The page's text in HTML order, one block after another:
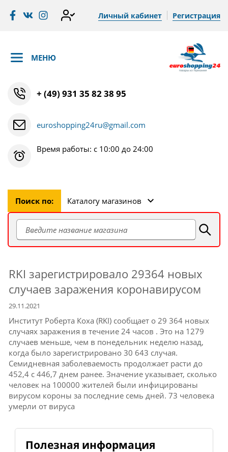
Личный кабинет Регистрация
МЕНЮ
+ (49) 931 35 82 38 95
euroshopping24ru@gmail.com
Время работы: с 10:00 до 24:00
Поиск по: Каталогу магазинов
Полезная информация
RKI зарегистрировало 29364 новых
случаев заражения коронавирусом
29.11.2021
Институт Роберта Коха (RKI) сообщает о 29 364 новых
случаях заражения в течение 24 часов . Это на 1279
случаев меньше, чем в понедельник неделю назад,
когда было зарегистрировано 30 643 случая.
Семидневная заболеваемость продолжает расти до
452,4 с 446,7 днем ​​ранее. Значение указывает, сколько
человек на 100000 жителей были инфицированы
вирусом короны за последние семь дней. 73 человека
умерли от вируса